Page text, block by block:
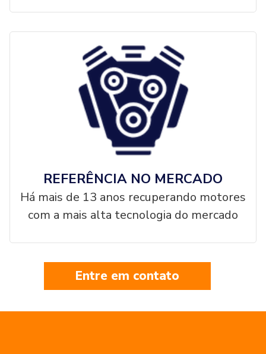
REFERÊNCIA NO MERCADO
Há mais de 13 anos recuperando motores
com a mais alta tecnologia do mercado
Entre em contato